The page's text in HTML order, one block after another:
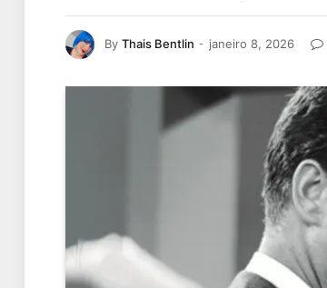
By Thais Bentlin janeiro 8, 2026